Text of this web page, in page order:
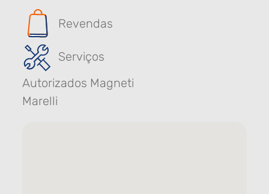
Revendas
Serviços
Autorizados Magneti
Marelli